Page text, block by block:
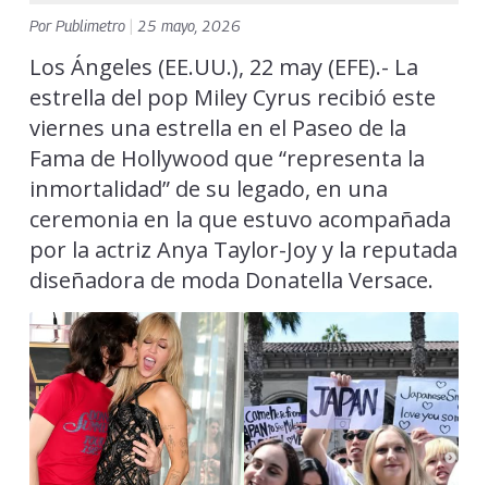
PorPublimetro 25 mayo, 2026
Los Ángeles (EE.UU.), 22 may (EFE).- La
estrella del pop Miley Cyrus recibió este
viernes una estrella en el Paseo de la
Fama de Hollywood que “representa la
inmortalidad” de su legado, en una
ceremonia en la que estuvo acompañada
por la actriz Anya Taylor-Joy y la reputada
diseñadora de moda Donatella Versace.